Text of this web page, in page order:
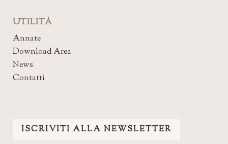
UTILITÀ
Annate
Download Area
News
Contatti
ISCRIVITI ALLA NEWSLETTER